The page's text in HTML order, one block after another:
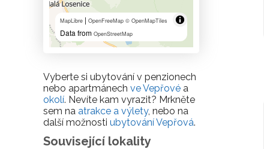
MapLibre | OpenFreeMap © OpenMapTiles
Data from OpenStreetMap
Vyberte si ubytování v penzionech
nebo apartmánech ve Vepřové a
okolí. Nevíte kam vyrazit? Mrkněte
sem na atrakce a výlety, nebo na
další možnosti ubytování Vepřová.
Související lokality